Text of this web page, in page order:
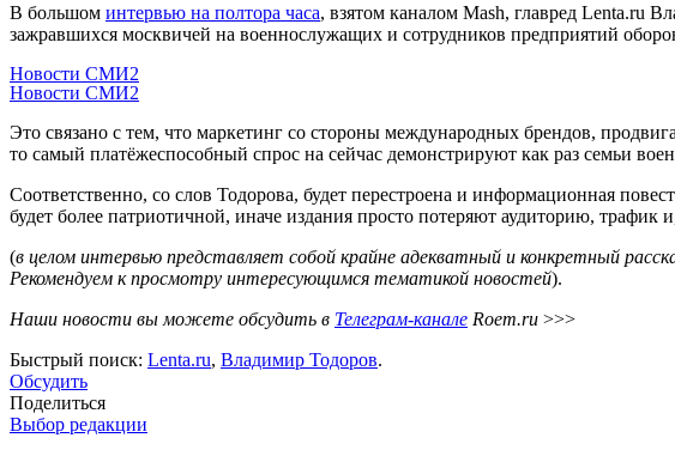
В большом интервью на полтора часа, взятом каналом Mash, главред Lenta.ru
зажравшихся москвичей на военнослужащих и сотрудников предприятий
Новости СМИ2
Новости СМИ2
Это связано с тем, что маркетинг со стороны международных брендов,
то самый платёжеспособный спрос на сейчас демонстрируют как раз семьи
Соответственно, со слов Тодорова, будет перестроена и информационная
будет более патриотичной, иначе издания просто потеряют аудиторию, трафик
(в целом интервью представляет собой крайне адекватный и конкретный
Рекомендуем к просмотру интересующимся тематикой новостей).
Наши новости вы можете обсудить в Телеграм-канале Roem.ru >>>
Быстрый поиск: Lenta.ru, Владимир Тодоров.
Обсудить
Поделиться
Выбор редакции